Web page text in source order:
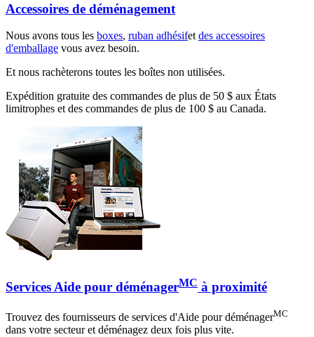
Accessoires de déménagement
Nous avons tous les boxes, ruban adhésifetdes accessoires
d'emballage vous avez besoin.
Et nous rachèterons toutes les boîtes non utilisées.
Expédition gratuite des commandes de plus de 50 $ aux États
limitrophes et des commandes de plus de 100 $ au Canada.
Services Aide pour déménagerMC à proximité
Trouvez des fournisseurs de services d'Aide pour déménagerMC
dans votre secteur et déménagez deux fois plus vite.